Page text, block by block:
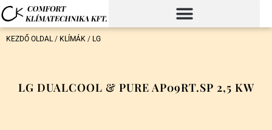
KEZDŐ OLDAL/ KLÍMÁK / LG
LG DUALCOOL & PURE AP09RT.SP 2,5 KW